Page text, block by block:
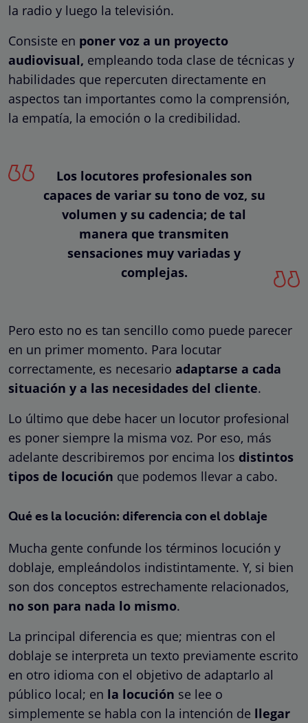
la radio y luego la televisión.
Consiste en poner voz a un proyecto
audiovisual, empleando toda clase de técnicas y
habilidades que repercuten directamente en
aspectos tan importantes como la comprensión,
la empatía, la emoción o la credibilidad.
Los locutores profesionales son
capaces de variar su tono de voz, su
volumen y su cadencia; de tal
manera que transmiten
sensaciones muy variadas y
complejas.
Pero esto no es tan sencillo como puede parecer
en un primer momento. Para locutar
correctamente, es necesario adaptarse a cada
situación y a las necesidades del cliente.
Lo último que debe hacer un locutor profesional
es poner siempre la misma voz. Por eso, más
adelante describiremos por encima los distintos
tipos de locución que podemos llevar a cabo.
Qué es la locución: diferencia con el doblaje
Mucha gente confunde los términos locución y
doblaje, empleándolos indistintamente. Y, si bien
son dos conceptos estrechamente relacionados,
no son para nada lo mismo.
La principal diferencia es que; mientras con el
doblaje se interpreta un texto previamente escrito
en otro idioma con el objetivo de adaptarlo al
público local; en la locución se lee o
simplemente se habla con la intención de llegar